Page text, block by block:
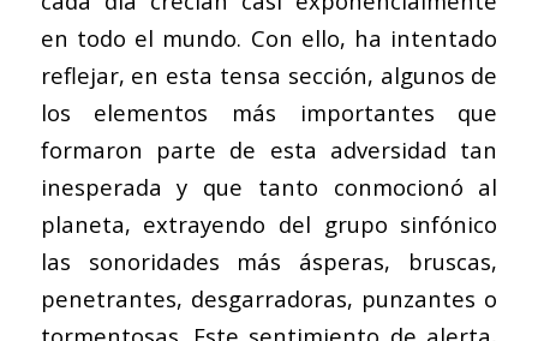
en todo el mundo. Con ello, ha intentado
reflejar, en esta tensa sección, algunos de
los elementos más importantes que
formaron parte de esta adversidad tan
inesperada y que tanto conmocionó al
planeta, extrayendo del grupo sinfónico
las sonoridades más ásperas, bruscas,
penetrantes, desgarradoras, punzantes o